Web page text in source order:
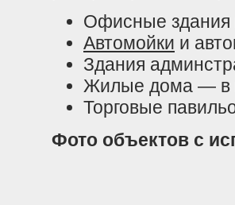
Офисные здания
Автомойки и
Здания
Жилые дома — в
Торговые
Фото объектов с